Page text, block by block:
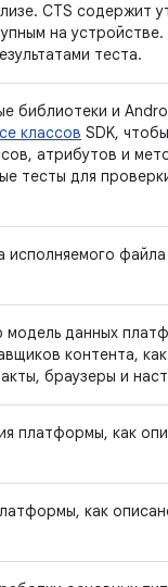
CTS содержит
на
теста.
библиотеки и
классов SDK,
атрибутов и
тесты для
файла
модель данных
контента,
браузеры и
платформы, как
как